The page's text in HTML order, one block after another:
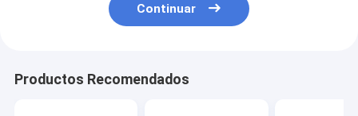
Continuar
Productos Recomendados